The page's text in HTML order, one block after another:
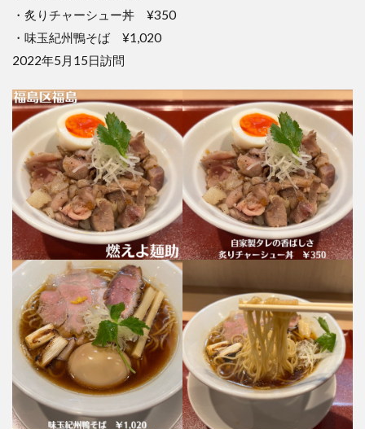
・炙りチャーシュー丼 ¥350
・味玉紀州鴨そば ¥1,020
2022年5月15日訪問